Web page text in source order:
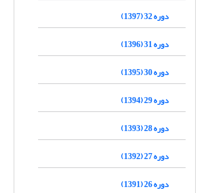
دوره 32 (1397)
دوره 31 (1396)
دوره 30 (1395)
دوره 29 (1394)
دوره 28 (1393)
دوره 27 (1392)
دوره 26 (1391)